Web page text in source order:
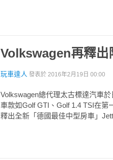
Volkswagen再釋出
玩車達人 發表於 2016年2月19日 00:00
Volkswagen總代理太古標達汽車
車款如Golf GTI、Golf 1.4 TSI在
釋出全新「德國最佳中型房車」